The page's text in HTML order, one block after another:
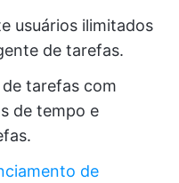
usuários ilimitados
de tarefas.
tarefas com
de tempo e
de